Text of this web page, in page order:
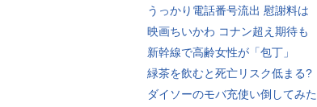
うっかり電話番号流出 慰謝料は
映画ちいかわ コナン超え期待も
新幹線で高齢女性が「包丁」
緑茶を飲むと死亡リスク低まる?
ダイソーのモバ充使い倒してみた